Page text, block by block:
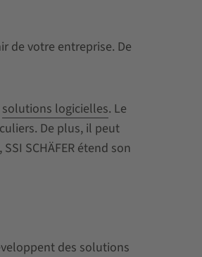
de votre entreprise. De
solutions logicielles. Le
De plus, il peut
SCHÄFER étend son
des solutions